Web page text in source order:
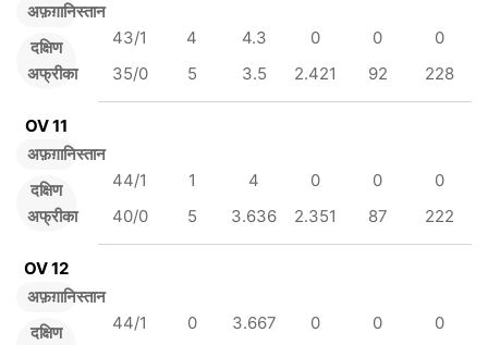
अफ़ग़ानिस्तान
दक्षिण
अफ्रीका
43/1 4 4.3 0 0
0
35/0
5 3.5 2.421 92 228
OV 11
अफ़ग़ानिस्तान
दक्षिण
अफ्रीका
44/1 1 4 0 0
0
40/0
5 3.636 2.351 87 222
OV 12
अफ़ग़ानिस्तान
दक्षिण
44/1 0 3.667 0 0
0